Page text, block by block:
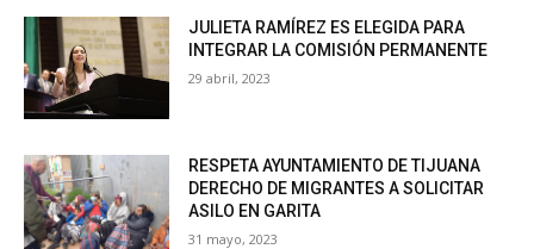
JULIETA RAMÍREZ ES ELEGIDA PARA
INTEGRAR LA COMISIÓN PERMANENTE
29 abril, 2023
RESPETA AYUNTAMIENTO DE TIJUANA
DERECHO DE MIGRANTES A SOLICITAR
ASILO EN GARITA
31 mayo, 2023